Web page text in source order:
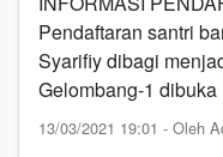
Pendaftaran santri
Syarifiy dibagi
Gelombang-1
13/03/2021 19:01 - Oleh